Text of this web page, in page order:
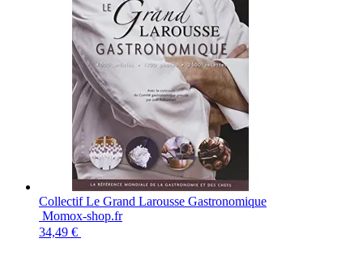
Collectif Le Grand Larousse Gastronomique
34,49 €